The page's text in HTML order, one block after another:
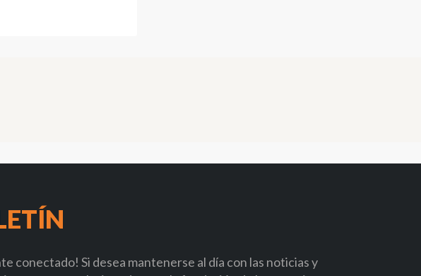
conectado! Si desea mantenerse al día con las noticias y